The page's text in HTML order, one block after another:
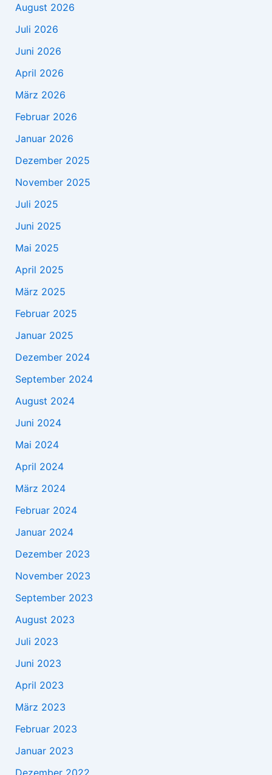
August 2026
Juli 2026
Juni 2026
April 2026
März 2026
Februar 2026
Januar 2026
Dezember 2025
November 2025
Juli 2025
Juni 2025
Mai 2025
April 2025
März 2025
Februar 2025
Januar 2025
Dezember 2024
September 2024
August 2024
Juni 2024
Mai 2024
April 2024
März 2024
Februar 2024
Januar 2024
Dezember 2023
November 2023
September 2023
August 2023
Juli 2023
Juni 2023
April 2023
März 2023
Februar 2023
Januar 2023
Dezember 2022